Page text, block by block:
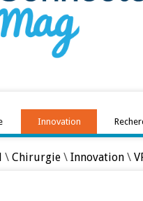
Innovation
\ Chirurgie \ Innovation \